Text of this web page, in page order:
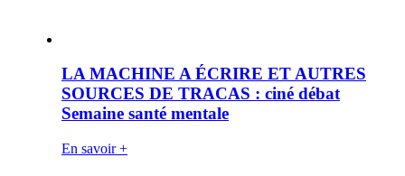
LA MACHINE A ÉCRIRE ET AUTRES
SOURCES DE TRACAS : ciné débat
Semaine santé mentale
En savoir +